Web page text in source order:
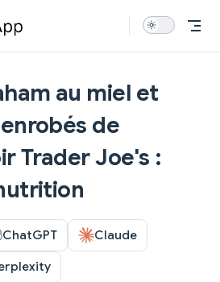
au miel et
de
Trader Joe's :
ChatGPT Claude